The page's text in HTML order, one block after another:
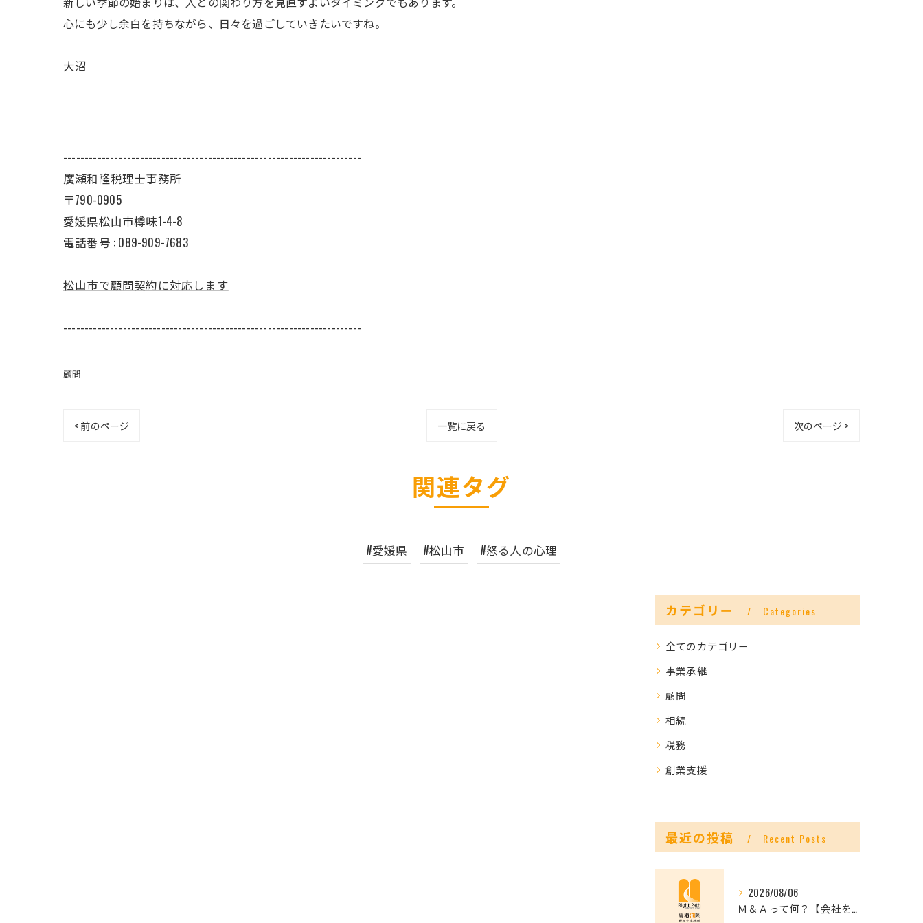
心にも少し余白を持ちながら、日々を過ごしていきたいですね。
大沼
----------------------------------------------------------------------
廣瀬和隆税理士事務所
〒790-0905
愛媛県松山市樽味1-4-8
電話番号 : 089-909-7683
松山市で顧問契約に対応します
----------------------------------------------------------------------
顧問
< 前のページ 一覧に戻る 次のページ >
関連タグ
#愛媛県 #松山市 #怒る人の心理
カテゴリー Categories
全てのカテゴリー
事業承継
顧問
相続
税務
創業支援
最近の投稿 Recent Posts
2026/08/06
Ｍ＆Ａって何？【会社を未来へつなぐ選択肢】